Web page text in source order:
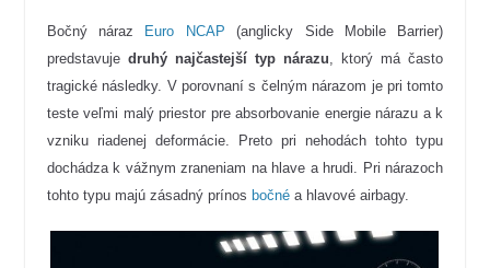
Bočný náraz Euro NCAP (anglicky Side Mobile Barrier)
predstavuje druhý najčastejší typ nárazu, ktorý má často
tragické následky. V porovnaní s čelným nárazom je pri tomto
teste veľmi malý priestor pre absorbovanie energie nárazu a k
vzniku riadenej deformácie.
Preto pri nehodách tohto typu
dochádza k vážnym zraneniam na hlave a hrudi. Pri nárazoch
tohto typu majú zásadný prínos bočné a hlavové airbagy.